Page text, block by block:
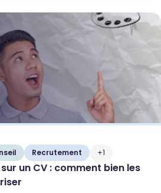
Recrutement +1
un CV : comment bien les